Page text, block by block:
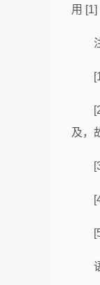
用
及，